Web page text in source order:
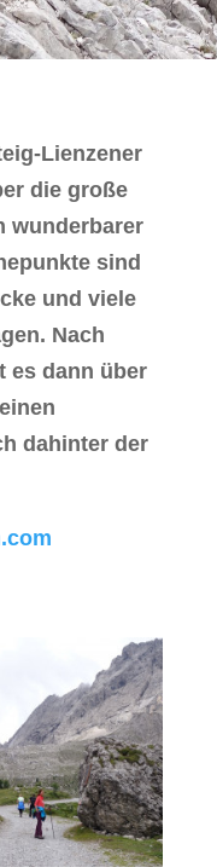
Lienzener
die große
wunderbarer
sind
und viele
Nach
es dann über
dahinter der